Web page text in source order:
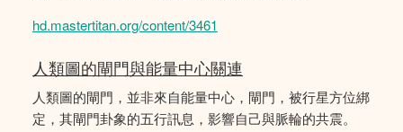
hd.mastertitan.org/content/3461
人類圖的閘門與能量中心關連
人類圖的閘門，並非來自能量中心，閘門，被行星方位綁
定，其閘門卦象的五行訊息，影響自己與脈輪的共震。